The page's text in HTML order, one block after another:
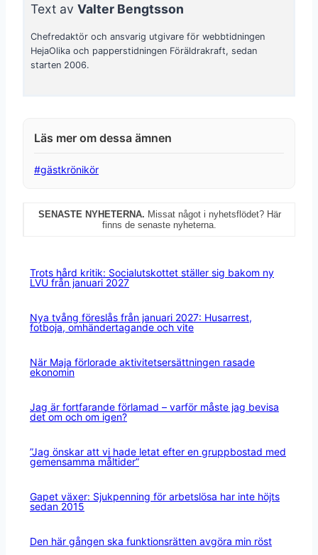
Text av Valter Bengtsson
Chefredaktör och ansvarig utgivare för webbtidningen
HejaOlika och papperstidningen Föräldrakraft, sedan
starten 2006.
Post
#gästkrönikör
SENASTE NYHETERNA. Missat något i nyhetsflödet? Här
finns de senaste nyheterna.
Trots hård kritik: Socialutskottet ställer sig bakom ny
LVU från januari 2027
Nya tvång föreslås från januari 2027: Husarrest,
fotboja, omhändertagande och vite
När Maja förlorade aktivitetsersättningen rasade
ekonomin
Jag är fortfarande förlamad – varför måste jag bevisa
det om och om igen?
”Jag önskar att vi hade letat efter en gruppbostad med
gemensamma måltider”
Gapet växer: Sjukpenning för arbetslösa har inte höjts
sedan 2015
Den här gången ska funktionsrätten avgöra min röst